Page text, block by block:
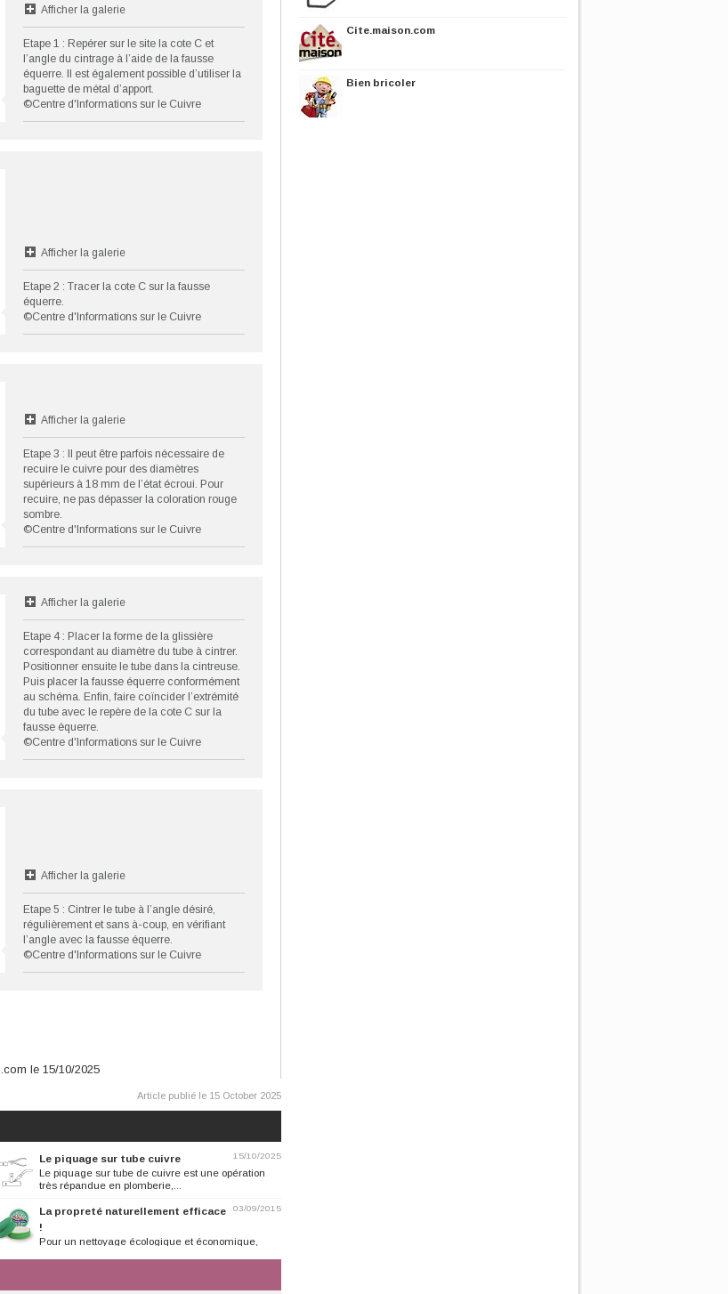
Afficher la galerie
Etape 1 : Repérer sur le site la cote C et
l’angle du cintrage à l’aide de la fausse
équerre. Il est également possible d’utiliser la
baguette de métal d’apport.
©Centre d'Informations sur le Cuivre
Afficher la galerie
Etape 2 : Tracer la cote C sur la fausse
équerre.
©Centre d'Informations sur le Cuivre
Afficher la galerie
Etape 3 : Il peut être parfois nécessaire de
recuire le cuivre pour des diamètres
supérieurs à 18 mm de l’état écroui. Pour
recuire, ne pas dépasser la coloration rouge
sombre.
©Centre d'Informations sur le Cuivre
Afficher la galerie
Etape 4 : Placer la forme de la glissière
correspondant au diamètre du tube à cintrer.
Positionner ensuite le tube dans la cintreuse.
Puis placer la fausse équerre conformément
au schéma. Enfin, faire coïncider l’extrémité
du tube avec le repère de la cote C sur la
fausse équerre.
©Centre d'Informations sur le Cuivre
Afficher la galerie
Etape 5 : Cintrer le tube à l’angle désiré,
régulièrement et sans à-coup, en vérifiant
l’angle avec la fausse équerre.
©Centre d'Informations sur le Cuivre
le 15/10/2025
Article publié le 15 October 2025
15/10/2025
Le piquage sur tube cuivre
Le piquage sur tube de cuivre est une opération
très répandue en plomberie,...
03/09/2015
La propreté naturellement efficace
!
Pour un nettoyage écologique et économique,
Cite.maison.com
Bien bricoler